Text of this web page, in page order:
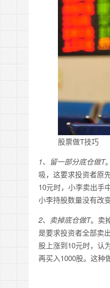
股票做T技巧
1、留一部分底仓做T
吸，这要求投资者原
10元时，小李卖出手
小李持股数量没有改
2、卖掉底仓做T。卖
是要求投资者全部卖
股上涨到10元时，认
再买入1000股。这种